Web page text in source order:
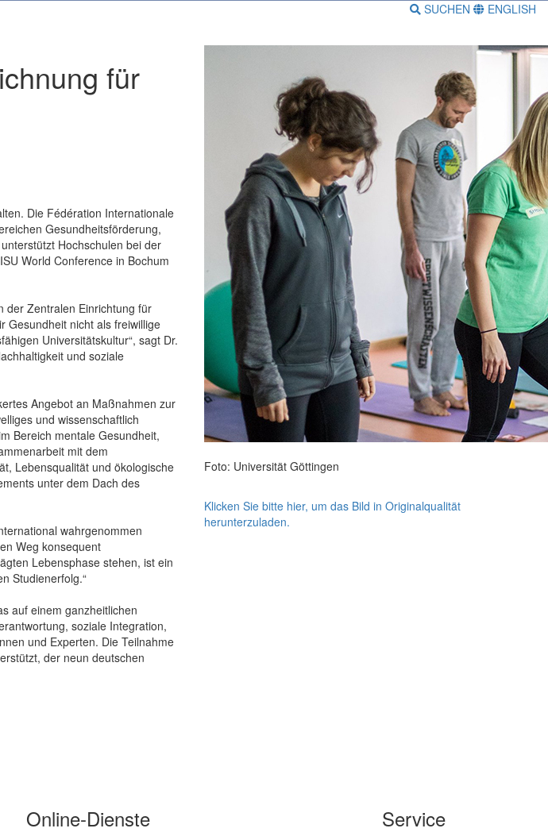
SUCHEN ENGLISH
für
Die Fédération Internationale
Gesundheitsförderung,
Hochschulen bei der
World Conference in Bochum
der Zentralen Einrichtung für
Gesundheit nicht als freiwillige
Universitätskultur“, sagt Dr.
und soziale
Angebot an Maßnahmen zur
und wissenschaftlich
Bereich mentale Gesundheit,
mit dem
Lebensqualität und ökologische
unter dem Dach des
wahrgenommen
Weg konsequent
Lebensphase stehen, ist ein
Studienerfolg.“
auf einem ganzheitlichen
soziale Integration,
und Experten. Die Teilnahme
der neun deutschen
Foto: Universität Göttingen
Klicken Sie bitte hier, um das Bild in Originalqualität
herunterzuladen.
Online-Dienste Service